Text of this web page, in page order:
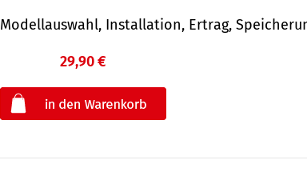
Modellauswahl, Installation, Ertrag,
29,90 €